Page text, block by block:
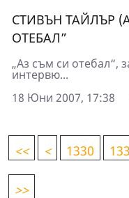
СТИВЪН ТАЙЛЪР
ОТЕБАЛ”
„Аз съм си отебал“,
интервю...
18 Юни 2007, 17:38
<< < 1330
>>